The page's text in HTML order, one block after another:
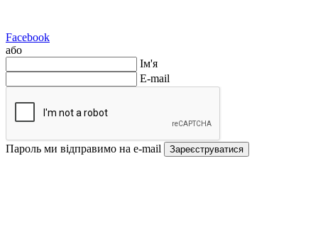
Facebook
або
Ім'я
E-mail
Пароль ми відправимо на e-mail Зареєструватися